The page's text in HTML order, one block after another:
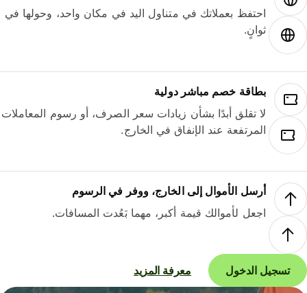
احتفظ بعملاتك في متناول اليد في مكان واحد، وحولها في
ثوانٍ.
بطاقة خصم مباشر دولية
لا تقلق أبدًا بشأن زيادات سعر الصرف، أو رسوم المعاملات
المرتفعة عند الإنفاق في الخارج.
أرسل الأموال إلى الخارج، ووفر في الرسوم
اجعل لأموالك قيمة أكبر، مهما بَعُدت المسافات.
تسجيل الدخول معرفة المزيد